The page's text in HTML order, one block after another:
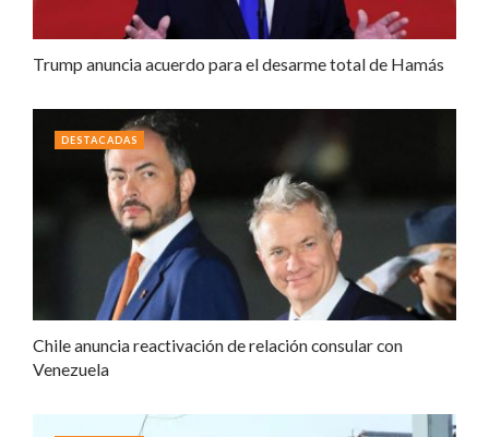
Trump anuncia acuerdo para el desarme total de Hamás
Chile anuncia reactivación de relación consular con
Venezuela
DESTACADAS